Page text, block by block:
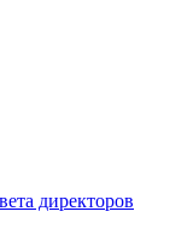
директоров